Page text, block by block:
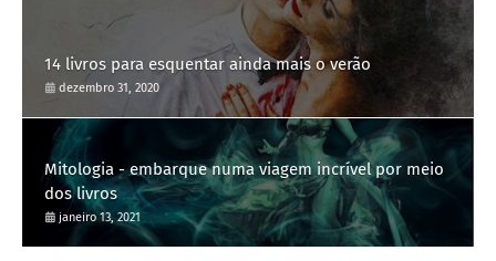
14 livros para esquentar ainda mais o verão
dezembro 31, 2020
Mitologia - embarque numa viagem incrível por meio
dos livros
janeiro 13, 2021